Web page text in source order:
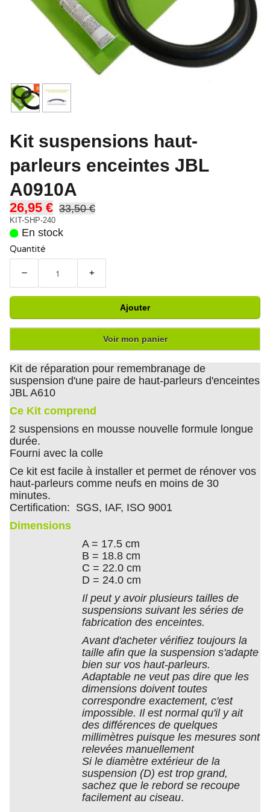
Kit suspensions haut-
parleurs enceintes JBL
A0910A
26,95 € 33,50 €
KIT-SHP-240
En stock
Quantité
− +
Ajouter
Voir mon panier
Kit de réparation pour remembranage de
suspension d'une paire de haut-parleurs d'enceintes
JBL A610
Ce Kit comprend
2 suspensions en mousse nouvelle formule longue
durée.
Fourni avec la colle
Ce kit est facile à installer et permet de rénover vos
haut-parleurs comme neufs en moins de 30
minutes.
Certification: SGS, IAF, ISO 9001
Dimensions
A = 17.5 cm
B = 18.8 cm
C = 22.0 cm
D = 24.0 cm
Il peut y avoir plusieurs tailles de
suspensions suivant les séries de
fabrication des enceintes.
Avant d'acheter vérifiez toujours la
taille afin que la suspension s'adapte
bien sur vos haut-parleurs.
Adaptable ne veut pas dire que les
dimensions doivent toutes
correspondre exactement, c'est
impossible. Il est normal qu'il y ait
des différences de quelques
millimètres puisque les mesures sont
relevées manuellement
Si le diamètre extérieur de la
suspension (D) est trop grand,
sachez que le rebord se recoupe
facilement au ciseau.